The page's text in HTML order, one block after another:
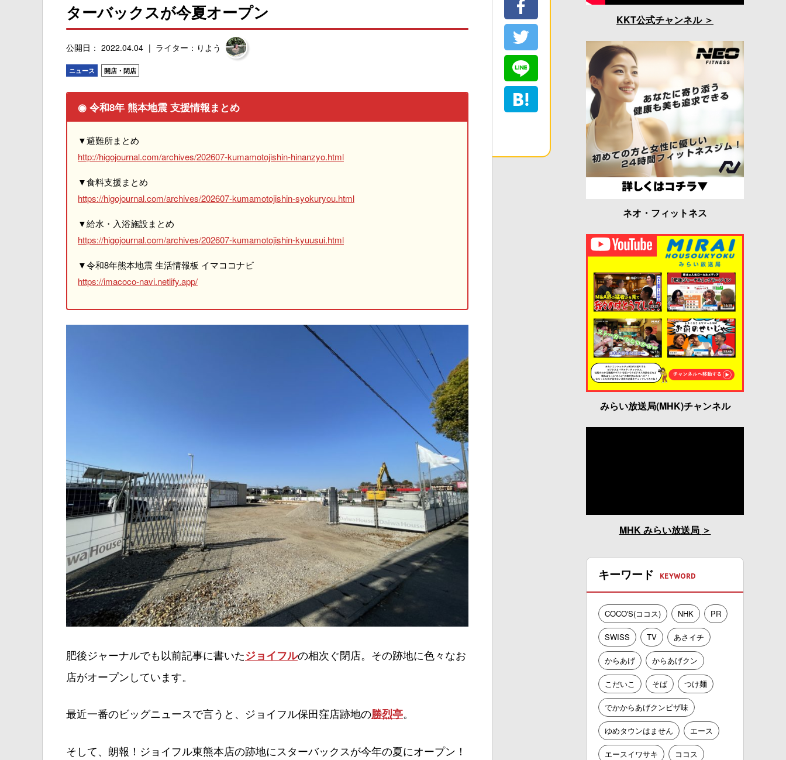
ターバックスが今夏オープン
公開日： 2022.04.04 ライター：りよう
ニュース 開店・閉店
◉ 令和8年 熊本地震 支援情報まとめ
▼避難所まとめ
http://higojournal.com/archives/202607-kumamotojishin-hinanzyo.html
▼食料支援まとめ
https://higojournal.com/archives/202607-kumamotojishin-syokuryou.html
▼給水・入浴施設まとめ
https://higojournal.com/archives/202607-kumamotojishin-kyuusui.html
▼令和8年熊本地震 生活情報板 イマココナビ
https://imacoco-navi.netlify.app/
肥後ジャーナルでも以前記事に書いたジョイフルの相次ぐ閉店。その跡地に色々なお
店がオープンしています。
最近一番のビッグニュースで言うと、ジョイフル保田窪店跡地の勝烈亭。
そして、朗報！ジョイフル東熊本店の跡地にスターバックスが今年の夏にオープン！
KKT公式チャンネル
ネオ・フィットネス
みらい放送局(MHK)チャンネル
MHK みらい放送局
キーワード
COCO'S(ココス) NHK PR
SWISS TV あさイチ
からあげ からあげクン
こだいこ そば つけ麺
でかからあげクンピザ味
ゆめタウンはません エース
エースイワサキ ココス